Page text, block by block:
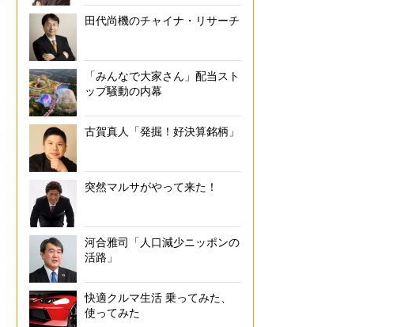
命釜で32年間煮込まれたスープを店主の森山氏は“どトンコツ”と呼ぶ。同店の
田代尚機のチャイナ・リサーチ
「みんなで大家さん」配当スト
ップ騒動の内幕
古賀真人「発掘！好決算銘柄」
突然マルサがやって来た！
河合雅司「人口減少ニッポンの
活路」
快適クルマ生活 乗ってみた、
使ってみた